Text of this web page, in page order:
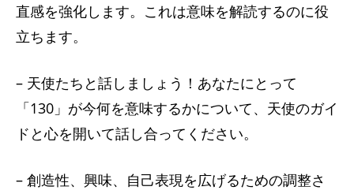
直感を強化します。これは意味を解読するのに役
立ちます。
– 天使たちと話しましょう！あなたにとって
「130」が今何を意味するかについて、天使のガイ
ドと心を開いて話し合ってください。
– 創造性、興味、自己表現を広げるための調整さ